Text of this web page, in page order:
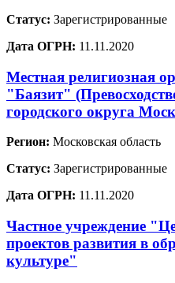
Статус: Зарегистрированные
Дата ОГРН: 11.11.2020
Местная религиозная
"Баязит"
городского округа
Регион: Московская область
Статус: Зарегистрированные
Дата ОГРН: 11.11.2020
Частное учреждение
проектов развития в
культуре"